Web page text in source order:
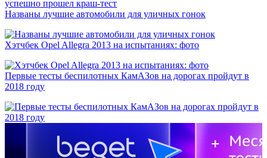
Названы лучшие автомобили для уличных гонок
Хэтчбек Opel Allegra 2013 на испытаниях: фото
Первые тесты беспилотных КамАЗов на дорогах пройдут в
2018 году